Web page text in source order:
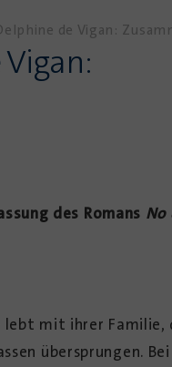
de Vigan:
des Romans No
lebt mit ihrer
übersprungen.